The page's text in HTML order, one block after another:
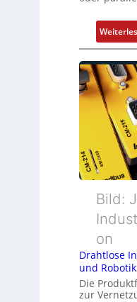
Bild:
on
Drahtlose
und Robotik
Die
zur